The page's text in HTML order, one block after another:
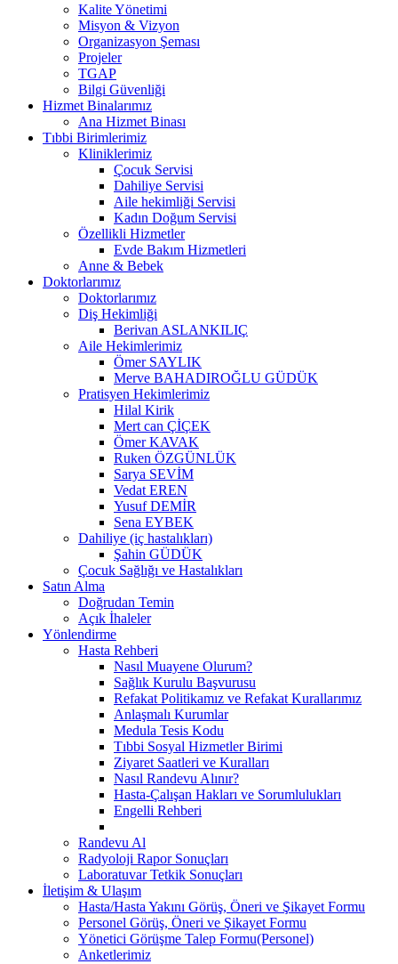
Kalite Yönetimi
Misyon & Vizyon
Organizasyon Şeması
Projeler
TGAP
Bilgi Güvenliği
Hizmet Binalarımız
Ana Hizmet Binası
Tıbbi Birimlerimiz
Kliniklerimiz
Çocuk Servisi
Dahiliye Servisi
Aile hekimliği Servisi
Kadın Doğum Servisi
Özellikli Hizmetler
Evde Bakım Hizmetleri
Anne & Bebek
Doktorlarımız
Doktorlarımız
Diş Hekimliği
Berivan ASLANKILIÇ
Aile Hekimlerimiz
Ömer SAYLIK
Merve BAHADIROĞLU GÜDÜK
Pratisyen Hekimlerimiz
Hilal Kirik
Mert can ÇİÇEK
Ömer KAVAK
Ruken ÖZGÜNLÜK
Sarya SEVİM
Vedat EREN
Yusuf DEMİR
Sena EYBEK
Dahiliye (iç hastalıkları)
Şahin GÜDÜK
Çocuk Sağlığı ve Hastalıkları
Satın Alma
Doğrudan Temin
Açık İhaleler
Yönlendirme
Hasta Rehberi
Nasıl Muayene Olurum?
Sağlık Kurulu Başvurusu
Refakat Politikamız ve Refakat Kurallarımız
Anlaşmalı Kurumlar
Medula Tesis Kodu
Tıbbi Sosyal Hizmetler Birimi
Ziyaret Saatleri ve Kuralları
Nasıl Randevu Alınır?
Hasta-Çalışan Hakları ve Sorumlulukları
Engelli Rehberi
Randevu Al
Radyoloji Rapor Sonuçları
Laboratuvar Tetkik Sonuçları
İletişim & Ulaşım
Hasta/Hasta Yakını Görüş, Öneri ve Şikayet Formu
Personel Görüş, Öneri ve Şikayet Formu
Yönetici Görüşme Talep Formu(Personel)
Anketlerimiz